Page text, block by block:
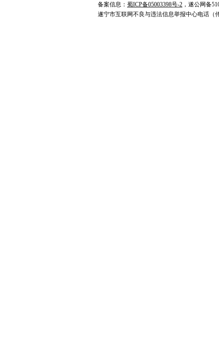
备案信息： 蜀ICP备05003398号-2 ，遂公网备
遂宁市互联网不良与违法信息举报中心电话（